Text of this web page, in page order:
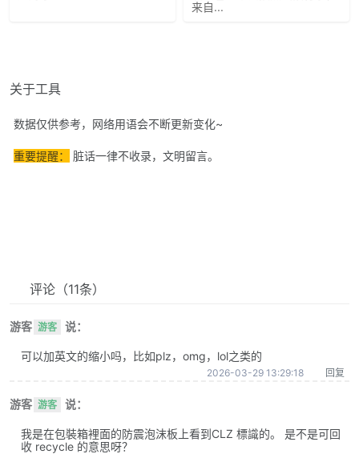
来自...
关于工具
数据仅供参考，网络用语会不断更新变化~
重要提醒： 脏话一律不收录，文明留言。
评论 （11条）
游客 游客 说：
可以加英文的缩小吗，比如plz，omg，lol之类的
2026-03-29 13:29:18 回复
游客 游客 说：
我是在包裝箱裡面的防震泡沫板上看到CLZ 標識的。 是不是可回
收 recycle 的意思呀？